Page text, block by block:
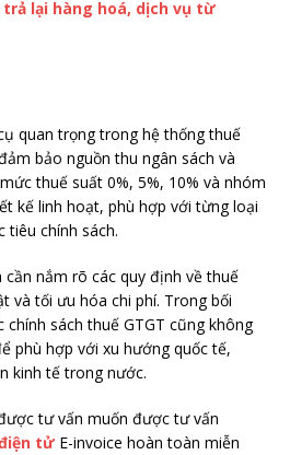
lại hàng hoá, dịch vụ từ
quan trọng trong hệ thống thuế
bảo nguồn thu ngân sách và
thuế suất 0%, 5%, 10% và nhóm
kế linh hoạt, phù hợp với từng loại
tiêu chính sách.
cần nắm rõ các quy định về thuế
và tối ưu hóa chi phí. Trong bối
chính sách thuế GTGT cũng không
phù hợp với xu hướng quốc tế,
kinh tế trong nước.
tư vấn muốn được tư vấn
tửE-invoice hoàn toàn miễn